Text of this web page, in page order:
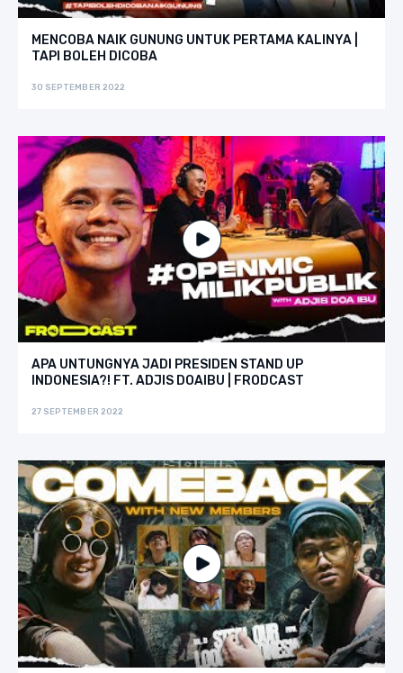
MENCOBA NAIK GUNUNG UNTUK PERTAMA KALINYA |
TAPI BOLEH DICOBA
30 SEPTEMBER 2022
APA UNTUNGNYA JADI PRESIDEN STAND UP
INDONESIA?! FT. ADJIS DOAIBU | FRODCAST
27 SEPTEMBER 2022